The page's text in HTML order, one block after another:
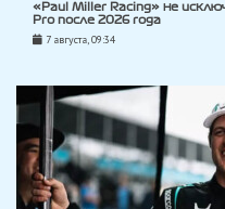
«Paul Miller Racing» не
Pro после 2026 года
7 августа, 09:34